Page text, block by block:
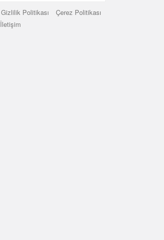
Gizlilik Politikası
Çerez Politikası
İletişim